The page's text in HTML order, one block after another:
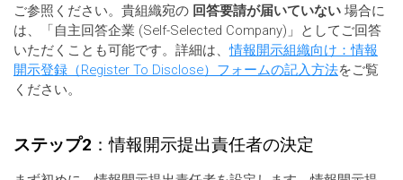
ご参照ください。貴組織宛の 回答要請が届いていない 場合に
は、「自主回答企業 (Self-Selected Company)」としてご回答
いただくことも可能です。詳細は、情報開示組織向け：情報
開示登録（Register To Disclose）フォームの記入方法をご覧
ください。
ステップ2 ：情報開示提出責任者の決定